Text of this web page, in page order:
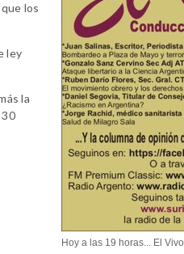
los
ley
la
30
Hoy a las 19 horas... El Vivo